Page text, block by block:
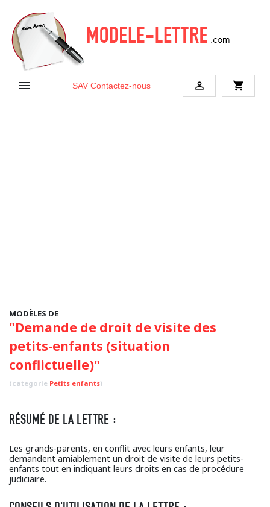
 SAV Contactez-nous  shopping_cart
MODÈLES DE
"Demande de droit de visite des
petits-enfants (situation
conflictuelle)"
(categorie Petits enfants)
RÉSUMÉ DE LA LETTRE :
Les grands-parents, en conflit avec leurs enfants, leur
demandent amiablement un droit de visite de leurs petits-
enfants tout en indiquant leurs droits en cas de procédure
judiciaire.